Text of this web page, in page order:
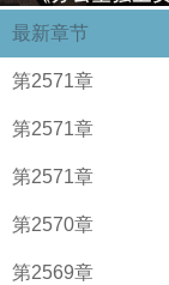
最新章节
第2571章
第2571章
第2571章
第2570章
第2569章